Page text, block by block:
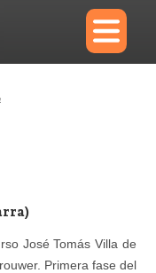
×
José Tomás Villa de
Primera fase del